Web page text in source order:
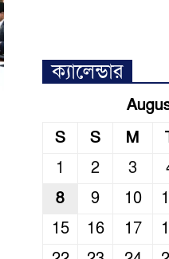
ক্যালেন্ডার
S
S M
1
2 3
8
9 10
15
16 17